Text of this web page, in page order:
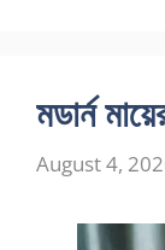
মডার্ন
August 4,